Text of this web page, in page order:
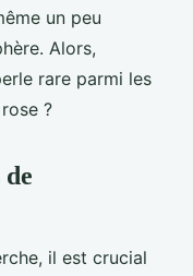
un peu
Alors,
rare parmi les
?
il est crucial